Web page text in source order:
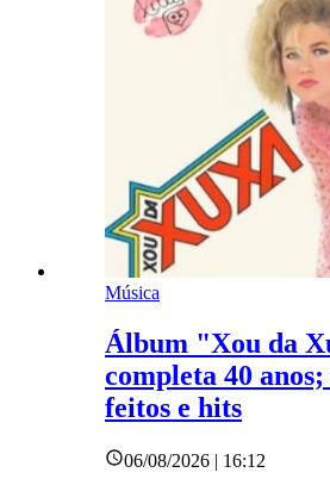
Música
Álbum "Xou da
completa 40
feitos e hits
06/08/2026 | 16:12